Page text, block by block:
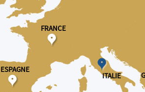
FRANCE
ITALIE
ESPAGNE